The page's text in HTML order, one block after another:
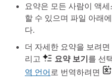
요약은 모든 사람이 액
할 수 있으며 파일 아래에
다.
더 자세한 요약을 보려
리고
요약 보기를 선
역 언어로 번역하려면